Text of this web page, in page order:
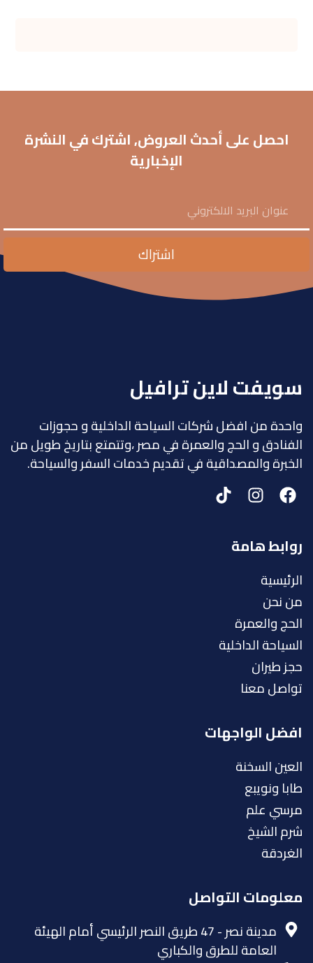
احصل على أحدث العروض, اشترك في النشرة
الإخبارية
اشتراك
سويفت لاين ترافيل
واحدة من افضل شركات السياحة الداخلية و حجوزات
الفنادق و الحج والعمرة في مصر ،وتتمتع بتاريخ طويل من
الخبرة والمصداقية في تقديم خدمات السفر والسياحة.
روابط هامة
الرئيسية
من نحن
الحج والعمرة
السياحة الداخلية
حجز طيران
تواصل معنا
افضل الواجهات
العين السخنة
طابا ونويبع
مرسي علم
شرم الشيخ
الغردقة
معلومات التواصل
مدينة نصر - 47 طريق النصر الرئيسي أمام الهيئة
العامة للطرق والكباري